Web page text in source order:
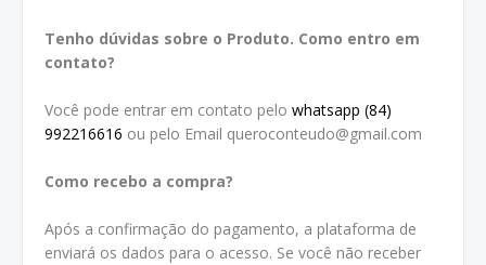
Tenho dúvidas sobre o Produto. Como entro em
contato?
Você pode entrar em contato pelo whatsapp (84)
992216616 ou pelo Email queroconteudo@gmail.com
Como recebo a compra?
Após a confirmação do pagamento, a plataforma de
enviará os dados para o acesso. Se você não receber